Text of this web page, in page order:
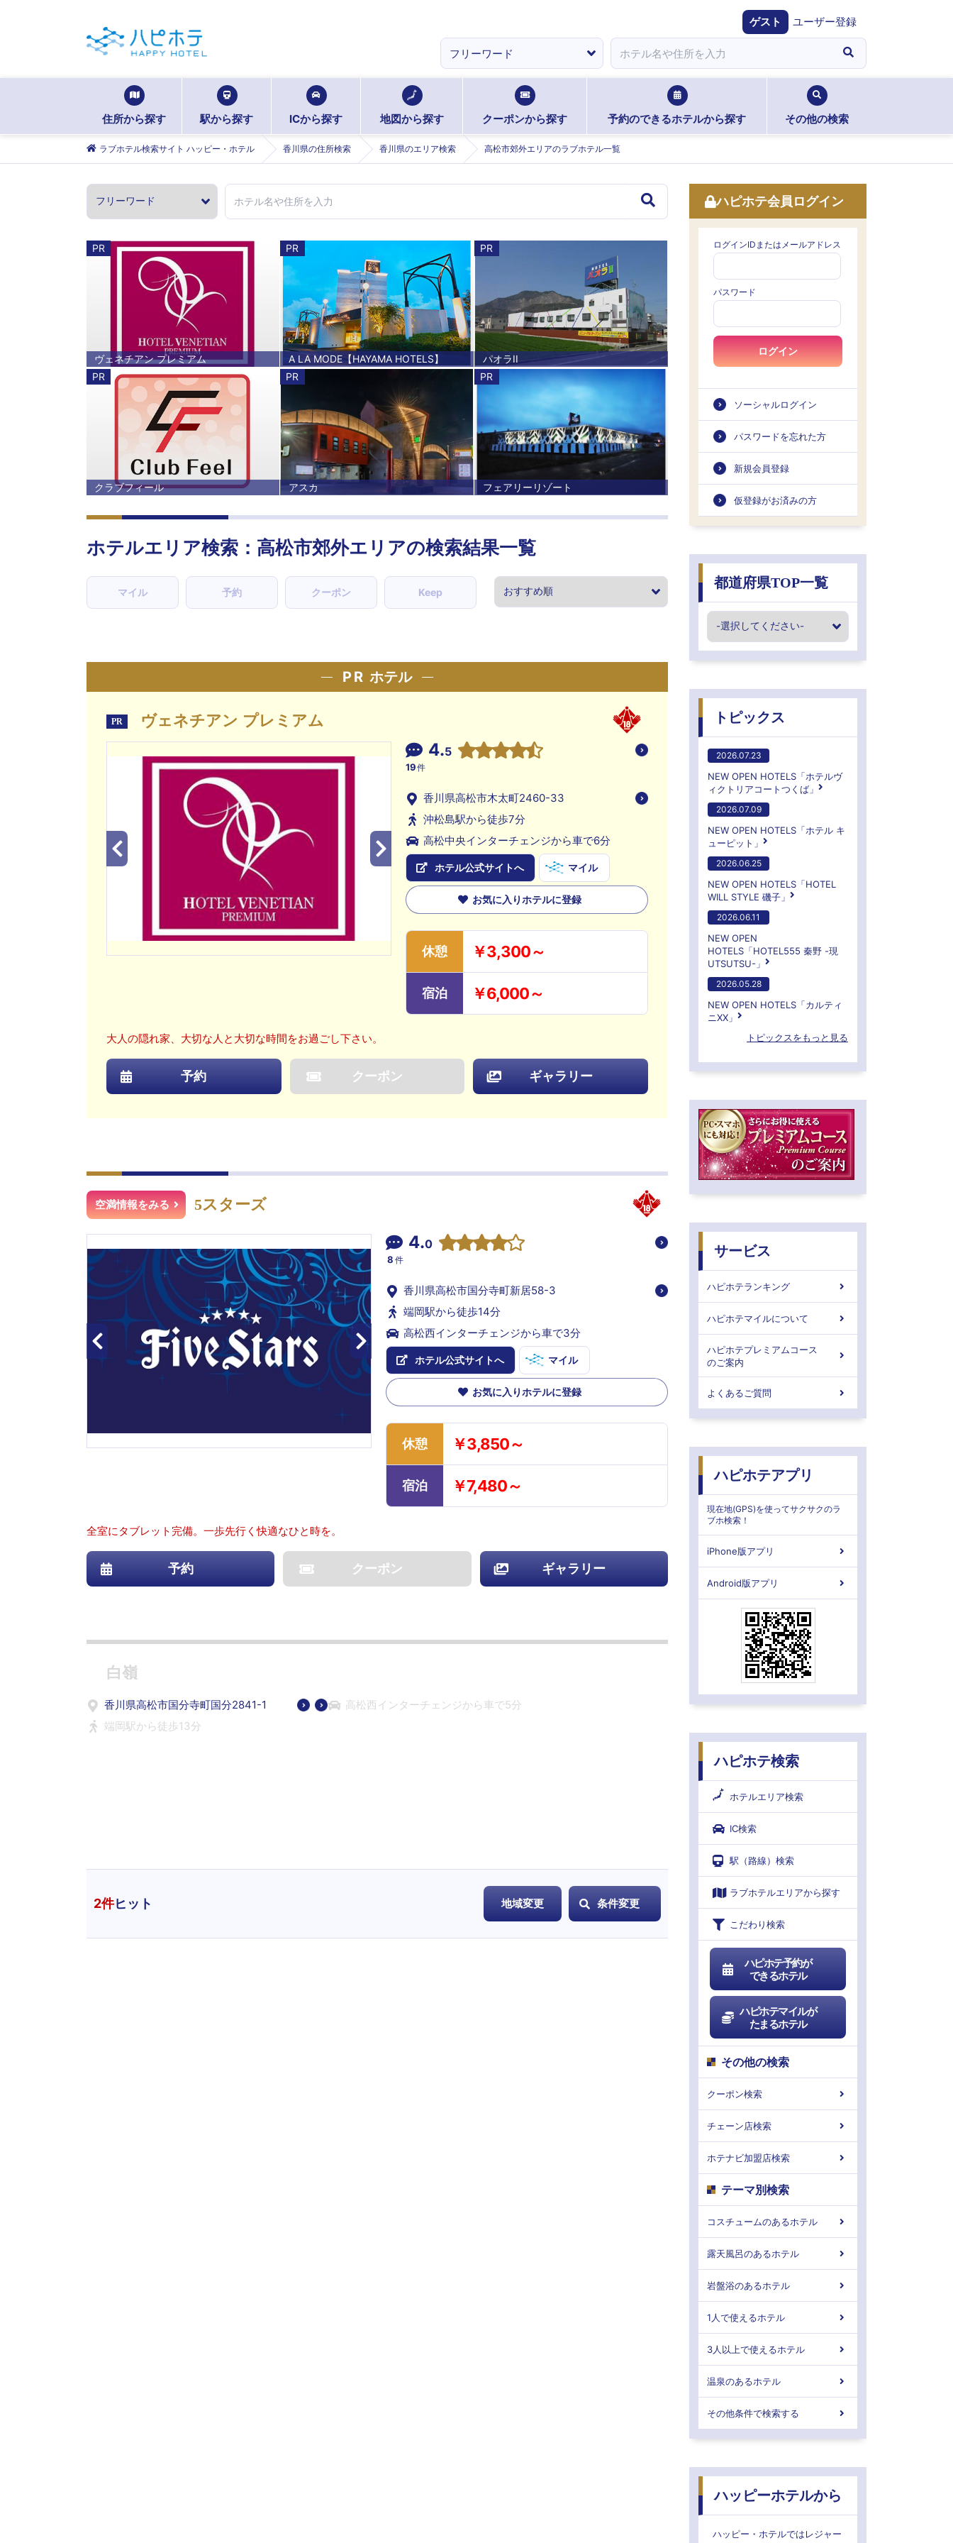
ゲスト ユーザー登録
住所から探す 駅から探す ICから探す 地図から探す クーポンから探す 予約のできるホテルから探す その他の検索
ラブホテル検索サイト ハッピー・ホテル 香川県の住所検索 香川県のエリア検索 高松市郊外エリアのラブホテル一覧
PR
ヴェネチアン プレミアム
PR
A LA MODE【HAYAMA HOTELS】
PR
パオラII
PR
クラブフィール
PR
アスカ
PR
フェアリーリゾート
ホテルエリア検索：高松市郊外エリアの検索結果一覧
マイル 予約 クーポン Keep
PR ホテル
PR ヴェネチアン プレミアム
4.5
19件
香川県高松市木太町2460-33
沖松島駅から徒歩7分
高松中央インターチェンジから車で6分
ホテル公式サイトへ マイル
お気に入りホテルに登録
休憩 ￥3,300～
宿泊 ￥6,000～
大人の隠れ家、大切な人と大切な時間をお過ごし下さい。
予約 クーポン ギャラリー
空満情報をみる 5スターズ
4.0
8 件
香川県高松市国分寺町新居58-3
端岡駅から徒歩14分
高松西インターチェンジから車で3分
ホテル公式サイトへ マイル
お気に入りホテルに登録
休憩 ￥3,850～
宿泊 ￥7,480～
全室にタブレット完備。一歩先行く快適なひと時を。
予約 クーポン ギャラリー
白嶺
香川県高松市国分寺町国分2841-1
高松西インターチェンジから車で5分
端岡駅から徒歩13分
2件ヒット 地域変更 条件変更
ハピホテ会員ログイン
ログインIDまたはメールアドレス
パスワード
ログイン
ソーシャルログイン
パスワードを忘れた方
新規会員登録
仮登録がお済みの方
都道府県TOP一覧
トピックス
2026.07.23
NEW OPEN HOTELS「ホテルヴ
ィクトリアコートつくば」
2026.07.09
NEW OPEN HOTELS「ホテル キ
ューピット」
2026.06.25
NEW OPEN HOTELS「HOTEL
WILL STYLE 磯子」
2026.06.11
NEW OPEN
HOTELS「HOTEL555 秦野 -現
UTSUTSU-」
2026.05.28
NEW OPEN HOTELS「カルティ
ニXX」
トピックスをもっと見る
サービス
ハピホテランキング
ハピホテマイルについて
ハピホテプレミアムコース
のご案内
よくあるご質問
ハピホテアプリ
現在地(GPS)を使ってサクサクのラ
ブホ検索！
iPhone版アプリ
Android版アプリ
ハピホテ検索
ホテルエリア検索
IC検索
駅（路線）検索
ラブホテルエリアから探す
こだわり検索
ハピホテ予約が
できるホテル
ハピホテマイルが
たまるホテル
その他の検索
クーポン検索
チェーン店検索
ホテナビ加盟店検索
テーマ別検索
コスチュームのあるホテル
露天風呂のあるホテル
岩盤浴のあるホテル
1人で使えるホテル
3人以上で使えるホテル
温泉のあるホテル
その他条件で検索する
ハッピーホテルから
ハッピー・ホテルではレジャー